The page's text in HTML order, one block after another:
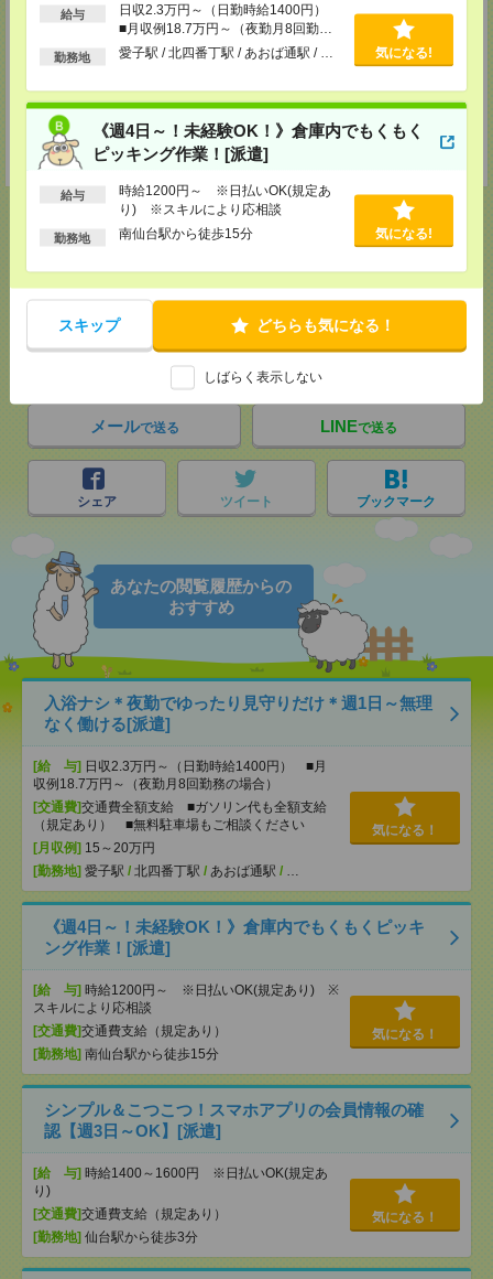
給与
日収2.3万円～（日勤時給1400円）
■月収例18.7万円～（夜勤月8回勤務
の場合）
勤務地 愛子駅 / 北四番丁駅 / あおば通駅 / … 気になる!
《週4日～！未経験OK！》倉庫内でもくもく
ピッキング作業！[派遣]
給与
時給1200円～ ※日払いOK(規定あ
り) ※スキルにより応相談
勤務地 南仙台駅から徒歩15分 気になる!
スキップ どちらも気になる！
しばらく表示しない
メディカルケア事業部 郡山オフィス
福島県郡山市西ノ内二丁目12番8号 古川ビル
TEL：0120-992-518
担当：採用担当
登録交通費
★今ならご来社登録でQUOカード2000円分をプレゼント中★
応募ページへ
気になる！ 電話応募
メールで送る LINEで送る
シェア ツイート ブックマーク
あなたの閲覧履歴からの
おすすめ
入浴ナシ＊夜勤でゆったり見守りだけ＊週1日～無理
なく働ける[派遣]
[給 与] 日収2.3万円～（日勤時給1400円） ■月
収例18.7万円～（夜勤月8回勤務の場合）
[交通費]交通費全額支給 ■ガソリン代も全額支給
（規定あり） ■無料駐車場もご相談ください
[月収例] 15～20万円
[勤務地] 愛子駅 / 北四番丁駅 / あおば通駅 / …
気になる！
《週4日～！未経験OK！》倉庫内でもくもくピッキ
ング作業！[派遣]
[給 与] 時給1200円～ ※日払いOK(規定あり) ※
スキルにより応相談
[交通費]交通費支給（規定あり）
[勤務地] 南仙台駅から徒歩15分
気になる！
シンプル＆こつこつ！スマホアプリの会員情報の確
認【週3日～OK】[派遣]
[給 与] 時給1400～1600円 ※日払いOK(規定あ
り)
[交通費]交通費支給（規定あり）
[勤務地] 仙台駅から徒歩3分
気になる！